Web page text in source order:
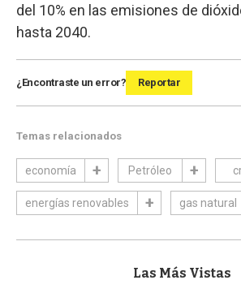
del 10% en las emisiones de
hasta 2040.
¿Encontraste un error? Reportar
Temas relacionados
economía Petróleo
energías renovables gas natural
Las Más Vistas